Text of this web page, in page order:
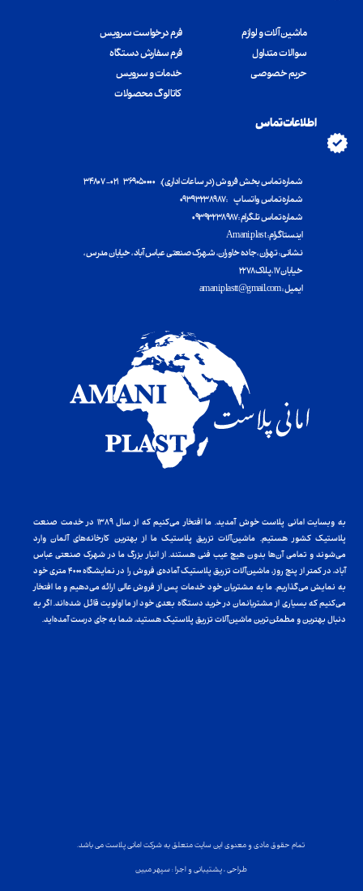
اطلاعات تماس
ماشین آلات و لوازم
سوالات متداول
​​​​​​​حریم خصوصی
فرم درخواست سرویس
فرم سفارش دستگاه
خدمات و سرویس
کاتالوگ محصولات
شماره تماس بخش فروش (در ساعات اداری): ۳۶۹۰۵۰۰۰۰ ۰۲۱ - ۳۴۸۰۷
شماره تماس واتساپ : ۰۹۳۹۳۲۳۸۹۸۷
شماره تماس تلگرام : ۰۹۳۹۳۲۳۸۹۸۷
اینستاگرام : Amani.plast
​​​​​​​نشانی : تهران ، جاده خاوران ، شهرک صنعتی عباس آباد ، خیابان مدرس ،
خیابان ۱۷ ، پلاک ۲۲۷۸
ایمیل : amani.plastt@gmail.com
به وبسایت امانی پلاست خوش آمدید. ما افتخار می‌کنیم که از سال ۱۳۸۹ در خدمت صنعت
پلاستیک کشور هستیم. ماشین‌آلات تزریق پلاستیک ما از بهترین کارخانه‌های آلمان وارد
می‌شوند و تمامی آن‌ها بدون هیچ عیب فنی هستند. از انبار بزرگ ما در شهرک صنعتی عباس
آباد، در کمتر از پنج روز، ماشین‌آلات تزریق پلاستیک آماده‌ی فروش را در نمایشگاه ۴۰۰۰ متری خود
به نمایش می‌گذاریم. ما به مشتریان خود خدمات پس از فروش عالی ارائه می‌دهیم و ما افتخار
می‌کنیم که بسیاری از مشتریانمان در خرید دستگاه بعدی خود از ما اولویت قائل شده‌اند. اگر به
دنبال بهترین و مطمئن‌ترین ماشین‌آلات تزریق پلاستیک هستید، شما به جای درست آمده‌اید.
تمام حقوق مادی و معنوی این سایت متعلق به شرکت امانی پلاست می باشد.
طراحی ، پشتیبانی و اجرا : سپهر مبین